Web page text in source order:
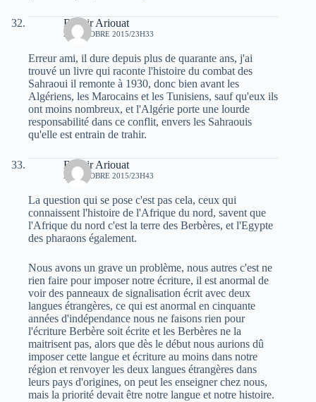
Bachir Ariouat
29 OCTOBRE 2015/23H33
Erreur ami, il dure depuis plus de quarante ans, j'ai
trouvé un livre qui raconte l'histoire du combat des
Sahraoui il remonte à 1930, donc bien avant les
Algériens, les Marocains et les Tunisiens, sauf qu'eux ils
ont moins nombreux, et l'Algérie porte une lourde
responsabilité dans ce conflit, envers les Sahraouis
qu'elle est entrain de trahir.
Bachir Ariouat
29 OCTOBRE 2015/23H43
La question qui se pose c'est pas cela, ceux qui
connaissent l'histoire de l'Afrique du nord, savent que
l'Afrique du nord c'est la terre des Berbères, et l'Egypte
des pharaons également.
Nous avons un grave un problème, nous autres c'est ne
rien faire pour imposer notre écriture, il est anormal de
voir des panneaux de signalisation écrit avec deux
langues étrangères, ce qui est anormal en cinquante
années d'indépendance nous ne faisons rien pour
l'écriture Berbère soit écrite et les Berbères ne la
maitrisent pas, alors que dès le début nous aurions dû
imposer cette langue et écriture au moins dans notre
région et renvoyer les deux langues étrangères dans
leurs pays d'origines, on peut les enseigner chez nous,
mais la priorité devait être notre langue et notre histoire.